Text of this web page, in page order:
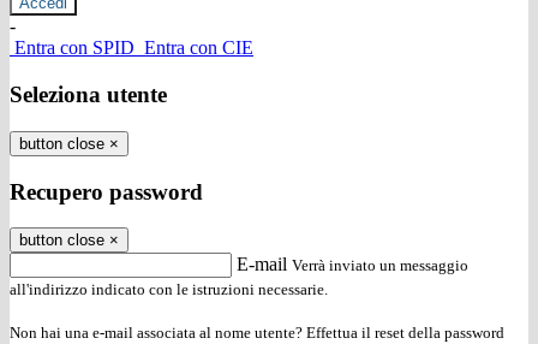
-
Entra con SPID Entra con CIE
Seleziona utente
button close ×
Recupero password
button close ×
E-mail Verrà inviato un messaggio
all'indirizzo indicato con le istruzioni necessarie.
Non hai una e-mail associata al nome utente? Effettua il reset della password